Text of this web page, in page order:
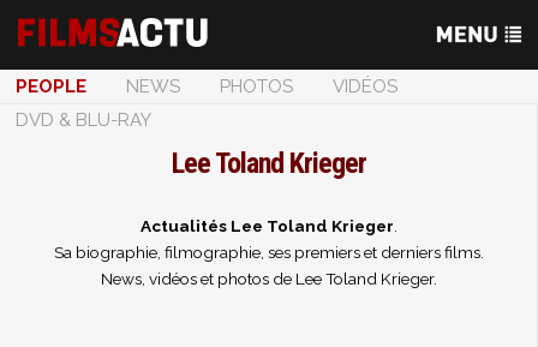
PEOPLE NEWS PHOTOS
VIDÉOS
DVD & BLU-RAY
Lee Toland Krieger
Actualités Lee Toland Krieger
Sa biographie, filmographie, ses premiers et derniers films.
News, vidéos et photos de Lee Toland Krieger.